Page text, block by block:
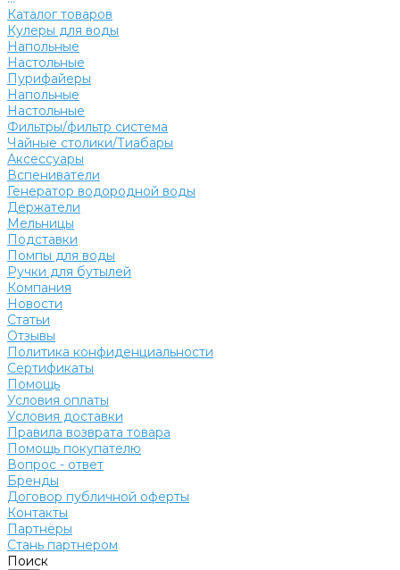
Каталог товаров
Кулеры для воды
Напольные
Настольные
Пурифайеры
Напольные
Настольные
Фильтры/фильтр система
Чайные столики/Тиабары
Аксессуары
Вспениватели
Генератор водородной воды
Держатели
Мельницы
Подставки
Помпы для воды
Ручки для бутылей
Компания
Новости
Статьи
Отзывы
Политика конфиденциальности
Сертификаты
Помощь
Условия оплаты
Условия доставки
Правила возврата товара
Помощь покупателю
Вопрос - ответ
Бренды
Договор публичной оферты
Контакты
Партнёры
Стань партнером
Поиск